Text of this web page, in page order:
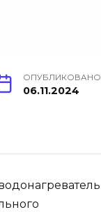
ОПУБЛИКОВАНО
06.11.2024